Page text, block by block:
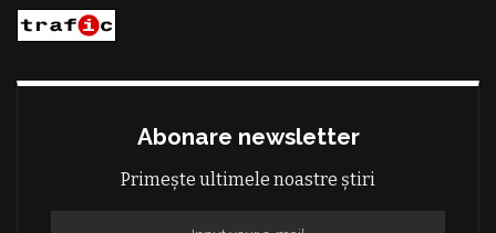
Abonare newsletter
Primește ultimele noastre știri